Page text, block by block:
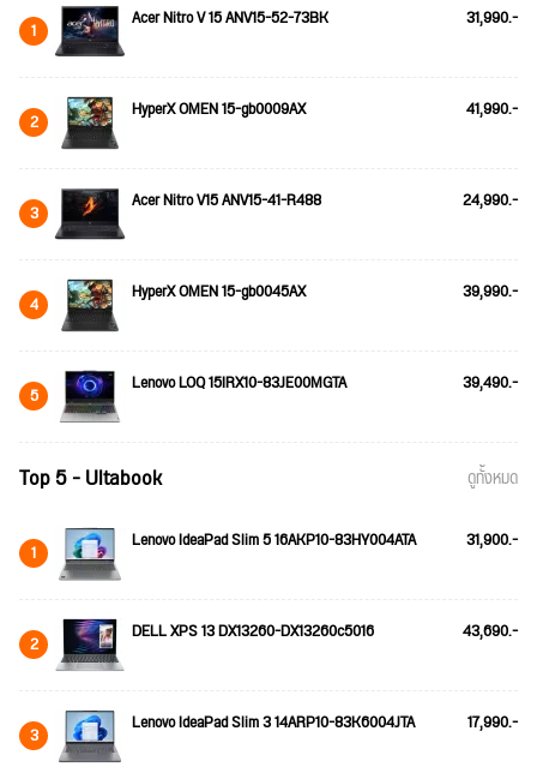
1 Acer Nitro V 15 ANV15-52-73BK 31,990.-
2 HyperX OMEN 15-gb0009AX 41,990.-
3 Acer Nitro V15 ANV15-41-R488 24,990.-
4 HyperX OMEN 15-gb0045AX 39,990.-
5 Lenovo LOQ 15IRX10-83JE00MGTA 39,490.-
Top 5 - Ultabook ดูทั้งหมด
1 Lenovo IdeaPad Slim 5 16AKP10-83HY004ATA 31,900.-
2 DELL XPS 13 DX13260-DX13260c5016 43,690.-
3 Lenovo IdeaPad Slim 3 14ARP10-83K6004JTA 17,990.-